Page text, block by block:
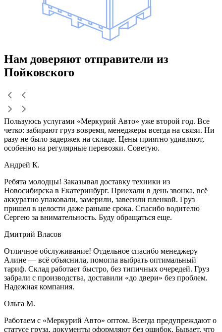
Нам доверяют отправители из
Пойковского
Пользуюсь услугами «Меркурий Авто» уже второй год. Все
четко: забирают груз вовремя, менеджеры всегда на связи. Ни
разу не было задержек на складе. Цены приятно удивляют,
особенно на регулярные перевозки. Советую.
Андрей К.
Ребята молодцы! Заказывал доставку техники из
Новосибирска в Екатеринбург. Приехали в день звонка, всё
аккуратно упаковали, замерили, завесили пленкой. Груз
пришел в целости даже раньше срока. Спасибо водителю
Сергею за внимательность. Буду обращаться еще.
Дмитрий Власов
Отличное обслуживание! Отдельное спасибо менеджеру
Алине — всё объяснила, помогла выбрать оптимальный
тариф. Склад работает быстро, без типичных очередей. Груз
забрали с производства, доставили «до двери» без проблем.
Надежная компания.
Ольга М.
Работаем с «Меркурий Авто» оптом. Всегда предупреждают о
статусе груза, документы оформляют без ошибок. Бывает, что